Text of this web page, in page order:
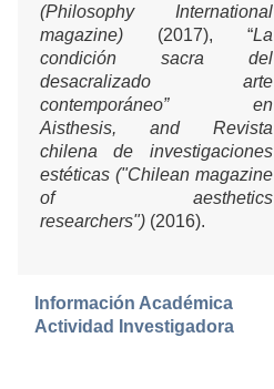
(Philosophy International
magazine) (2017), “La
condición sacra del
desacralizado arte
contemporáneo” en
Aisthesis, and Revista
chilena de investigaciones
estéticas ("Chilean magazine
of aesthetics
researchers") (2016).
Información Académica
Actividad Investigadora